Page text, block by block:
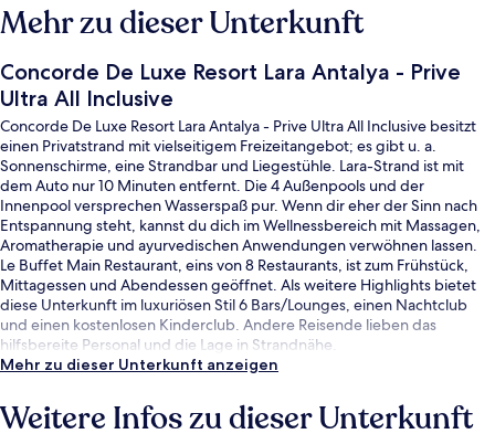
Mehr zu dieser Unterkunft
Concorde De Luxe Resort Lara Antalya - Prive
Ultra All Inclusive
Concorde De Luxe Resort Lara Antalya - Prive Ultra All Inclusive besitzt
einen Privatstrand mit vielseitigem Freizeitangebot; es gibt u. a.
Sonnenschirme, eine Strandbar und Liegestühle. Lara-Strand ist mit
dem Auto nur 10 Minuten entfernt. Die 4 Außenpools und der
Innenpool versprechen Wasserspaß pur. Wenn dir eher der Sinn nach
Entspannung steht, kannst du dich im Wellnessbereich mit Massagen,
Aromatherapie und ayurvedischen Anwendungen verwöhnen lassen.
Le Buffet Main Restaurant, eins von 8 Restaurants, ist zum Frühstück,
Mittagessen und Abendessen geöffnet. Als weitere Highlights bietet
diese Unterkunft im luxuriösen Stil 6 Bars/Lounges, einen Nachtclub
und einen kostenlosen Kinderclub. Andere Reisende lieben das
hilfsbereite Personal und die Lage in Strandnähe.
Mehr zu dieser Unterkunft anzeigen
Weitere Infos zu dieser Unterkunft